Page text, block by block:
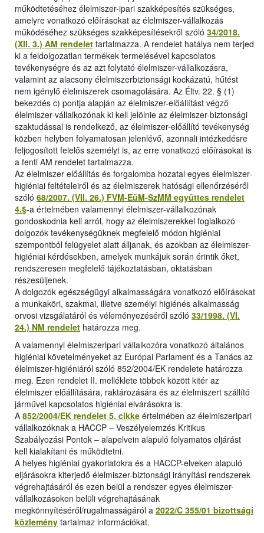
működtetéséhez élelmiszer-ipari szakképesítés szükséges,
amelyre vonatkozó előírásokat az élelmiszer-vállalkozás
működéséhez szükséges szakképesítésekről szóló 34/2018.
(XII. 3.) AM rendelet tartalmazza. A rendelet hatálya nem terjed
ki a feldolgozatlan termékek termelésével kapcsolatos
tevékenységre és az azt folytató élelmiszer-vállalkozásra,
valamint az alacsony élelmiszerbiztonsági kockázatú, hűtést
nem igénylő élelmiszerek csomagolására. Az Éltv. 22. § (1)
bekezdés c) pontja alapján az élelmiszer-előállítást végző
élelmiszer-vállalkozónak ki kell jelölnie az élelmiszer-biztonsági
szaktudással is rendelkező, az élelmiszer-előállító tevékenység
közben helyben folyamatosan jelenlévő, azonnali intézkedésre
feljogosított felelős személyt is, az erre vonatkozó előírásokat is
a fenti AM rendelet tartalmazza.
Az élelmiszer előállítás és forgalomba hozatal egyes élelmiszer-
higiéniai feltételeiről és az élelmiszerek hatósági ellenőrzéséről
szóló 68/2007. (VII. 26.) FVM-EüM-SzMM együttes rendelet
4.§-a értelmében valamennyi élelmiszer-vállalkozónak
gondoskodnia kell arról, hogy az élelmiszerekkel foglalkozó
dolgozók tevékenységüknek megfelelő módon higiéniai
szempontból felügyelet alatt álljanak, és azokban az élelmiszer-
higiéniai kérdésekben, amelyek munkájuk során érintik őket,
rendszeresen megfelelő tájékoztatásban, oktatásban
részesüljenek.
A dolgozók egészségügyi alkalmasságára vonatkozó előírásokat
a munkaköri, szakmai, illetve személyi higiénés alkalmasság
orvosi vizsgálatáról és véleményezéséről szóló 33/1998. (VI.
24.) NM rendelet határozza meg.
A valamennyi élelmiszeripari vállalkozóra vonatkozó általános
higiéniai követelményeket az Európai Parlament és a Tanács az
élelmiszer-higiéniáról szóló 852/2004/EK rendelete határozza
meg. Ezen rendelet II. melléklete többek között kitér az
élelmiszer előállítására, raktározására és az élelmiszert szállító
járművel kapcsolatos higiéniai elvárásokra is.
A 852/2004/EK rendelet 5. cikke értelmében az élelmiszeripari
vállalkozóknak a HACCP – Veszélyelemzés Kritikus
Szabályozási Pontok – alapelvein alapuló folyamatos eljárást
kell kialakítani és működtetni.
A helyes higiéniai gyakorlatokra és a HACCP-elveken alapuló
eljárásokra kiterjedő élelmiszer-biztonsági irányítási rendszerek
végrehajtásáról és ezen belül a rendszer egyes élelmiszer-
vállalkozásokon belüli végrehajtásának
megkönnyítéséről/rugalmasságáról a 2022/C 355/01 bizottsági
közlemény tartalmaz információkat.